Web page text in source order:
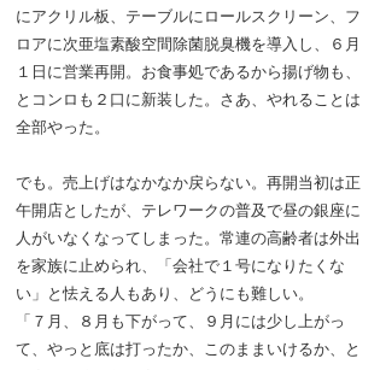
にアクリル板、テーブルにロールスクリーン、フ
ロアに次亜塩素酸空間除菌脱臭機を導入し、６月
１日に営業再開。お食事処であるから揚げ物も、
とコンロも２口に新装した。さあ、やれることは
全部やった。
でも。売上げはなかなか戻らない。再開当初は正
午開店としたが、テレワークの普及で昼の銀座に
人がいなくなってしまった。常連の高齢者は外出
を家族に止められ、「会社で１号になりたくな
い」と怯える人もあり、どうにも難しい。
「７月、８月も下がって、９月には少し上がっ
て、やっと底は打ったか、このままいけるか、と